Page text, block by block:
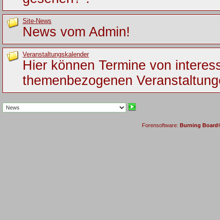
Site-News
News vom Admin!
Veranstaltungskalender
Hier können Termine von
themenbezogenen
Forensoftware: Burning